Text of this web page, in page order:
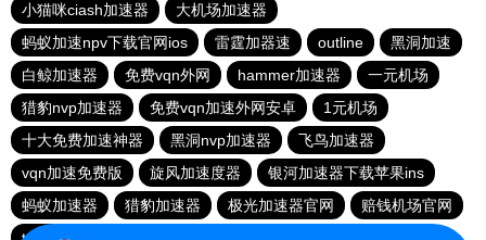
小猫咪ciash加速器
大机场加速器
蚂蚁加速npv下载官网ios
雷霆加器速 outline
黑洞加速
白鲸加速器
免费vqn外网 hammer加速器
一元机场
猎豹nvp加速器
免费vqn加速外网安卓
1元机场
十大免费加速神器
黑洞nvp加速器
飞鸟加速器
vqn加速免费版
旋风加速度器
银河加速器下载苹果ins
蚂蚁加速器
猎豹加速器 极光加速器官网
赔钱机场官网